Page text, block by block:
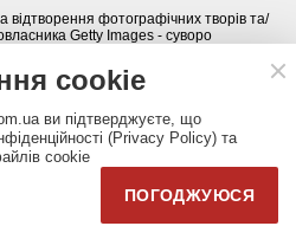
відтворення фотографічних творів та/
Getty Images - суворо
Policy). Правила сайту
АРХІВ
cookie
ви підтверджуєте, що
(Privacy Policy) та
cookie
ПОГОДЖУЮСЯ